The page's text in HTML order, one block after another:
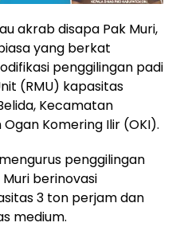
akrab disapa Pak Muri,
yang berkat
penggilingan padi
(RMU) kapasitas
Kecamatan
Komering Ilir (OKI).
penggilingan
berinovasi
3 ton perjam dan
medium.